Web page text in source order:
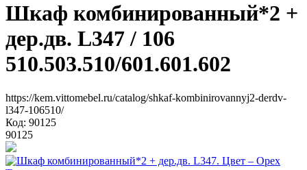
Шкаф комбинированный*2 +
дер.дв. L347 / 106
510.503.510/601.601.602
https://kem.vittomebel.ru/catalog/shkaf-kombinirovannyj2-derdv-
l347-106510/
Код: 90125
90125